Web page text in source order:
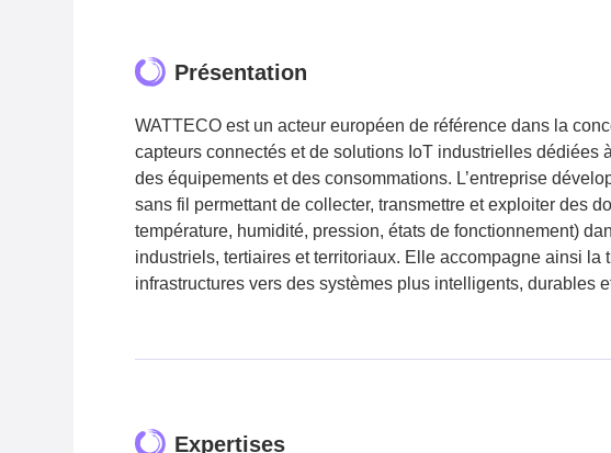
Présentation
WATTECO est un acteur européen de référence dans la
capteurs connectés et de solutions IoT industrielles dédiées
des équipements et des consommations. L’entreprise
sans fil permettant de collecter, transmettre et exploiter des
température, humidité, pression, états de fonctionnement)
industriels, tertiaires et territoriaux. Elle accompagne ainsi la
infrastructures vers des systèmes plus intelligents, durables
Expertises